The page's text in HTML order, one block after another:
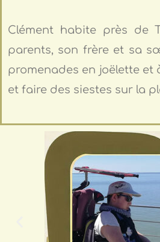
Clément habite près de
parents, son frère et sa
promenades en joëlette et
et faire des siestes sur la